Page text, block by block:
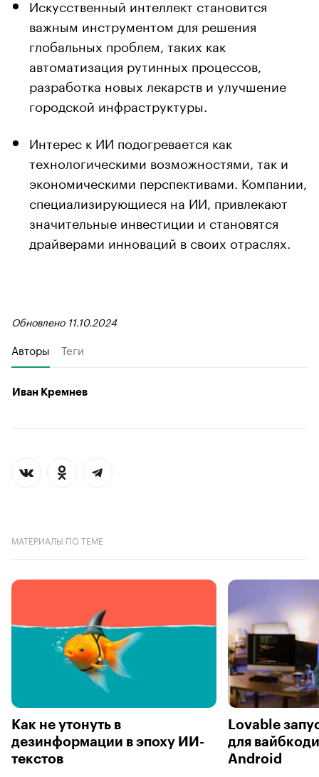
Искусственный интеллект становится
важным инструментом для решения
глобальных проблем, таких как
автоматизация рутинных процессов,
разработка новых лекарств и улучшение
городской инфраструктуры.
Интерес к ИИ подогревается как
технологическими возможностями, так и
экономическими перспективами. Компании,
специализирующиеся на ИИ, привлекают
значительные инвестиции и становятся
драйверами инноваций в своих отраслях.
Обновлено 11.10.2024
Авторы Теги
Иван Кремнев
МАТЕРИАЛЫ ПО ТЕМЕ
Как не утонуть в
дезинформации в эпоху ИИ-
текстов
Lovable
для
Android